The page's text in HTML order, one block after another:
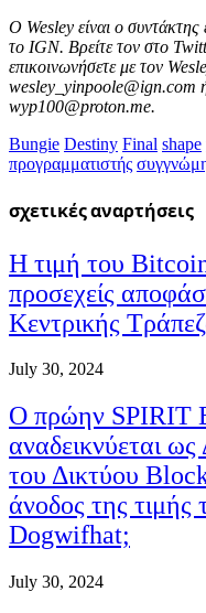
Ο Wesley είναι ο
το IGN. Βρείτε τον στο
επικοινωνήσετε με τον
wesley_yinpoole@ign.com ή
wyp100@proton.me.
Bungie Destiny Final shape
προγραμματιστής
σχετικέςαναρτήσεις
Η τιμή του
προσεχείς
Κεντρικής
July 30, 2024
Ο πρώην SPIRIT
αναδεικνύεται
του Δικτύου
άνοδος της
Dogwifhat;
July 30, 2024